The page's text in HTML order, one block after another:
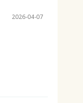
2026-04-07